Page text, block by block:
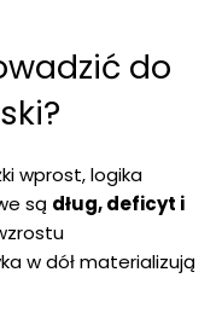
do
wprost, logika
są dług, deficyt i
w dół materializują